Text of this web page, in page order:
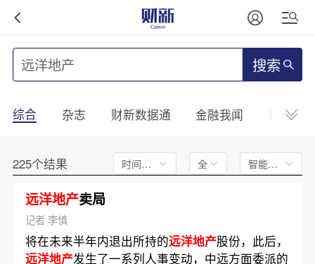
搜索
综合 杂志 财新数据通 金融我闻 财新
225个结果 时间不限 全文 智能排序
远洋地产卖局
记者 李慎
将在未来半年内退出所持的远洋地产股份，此后，
远洋地产发生了一系列人事变动，中远方面委派的